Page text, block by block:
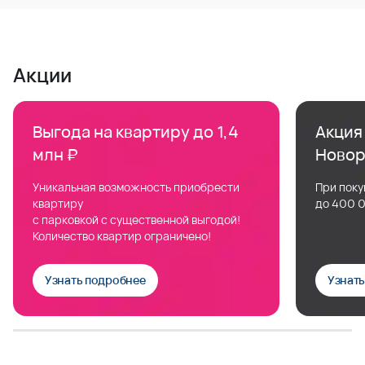
Акции
Выгода на квартиру до 1,4
млн ₽
Уникальная возможность приобрести
квартиру
с парковкой с существенной выгодой!
Количество квартир ограничено!
Узнать подробнее
При
до 400